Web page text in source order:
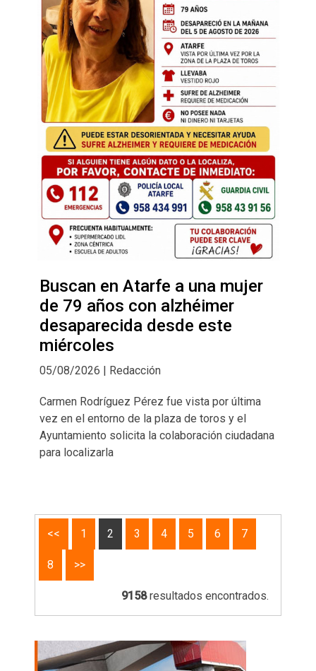
Buscan en Atarfe a una mujer
de 79 años con alzhéimer
desaparecida desde este
miércoles
05/08/2026 | Redacción
Carmen Rodríguez Pérez fue vista por última
vez en el entorno de la plaza de toros y el
Ayuntamiento solicita la colaboración ciudadana
para localizarla
<< 1 2 3 4 5 6 7
8 >>
9158resultados encontrados.